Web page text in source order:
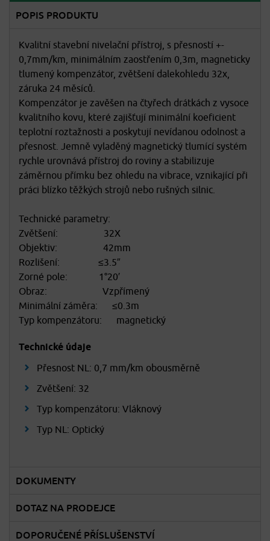
POPIS PRODUKTU
Kvalitní stavební nivelační přístroj, s přesností +-
0,7mm/km, minimálním zaostřením 0,3m, magneticky
tlumený kompenzátor, zvětšení dalekohledu 32x,
záruka 24 měsíců.
Kompenzátor je zavěšen na čtyřech drátkách z vysoce
kvalitního kovu, které zajišťují minimální koeficient
teplotní roztažnosti a poskytují nevídanou odolnost a
přesnost. Jemně vyladěný magnetický tlumící systém
rychle urovnává přístroj do roviny a stabilizuje
záměrnou přímku bez ohledu na vibrace, vznikající při
práci blízko těžkých strojů nebo rušných silnic.
Technické parametry:
Zvětšení: 32X
Objektiv: 42mm
Rozlišení: ≤3.5″
Zorné pole: 1°20′
Obraz: Vzpřímený
Minimální záměra: ≤0.3m
Typ kompenzátoru: magnetický
Technické údaje
Přesnost NL: 0,7 mm/km obousměrně
Zvětšení: 32
Typ kompenzátoru: Vláknový
Typ NL: Optický
DOKUMENTY
DOTAZ NA PRODEJCE
DOPORUČENÉ PŘÍSLUŠENSTVÍ